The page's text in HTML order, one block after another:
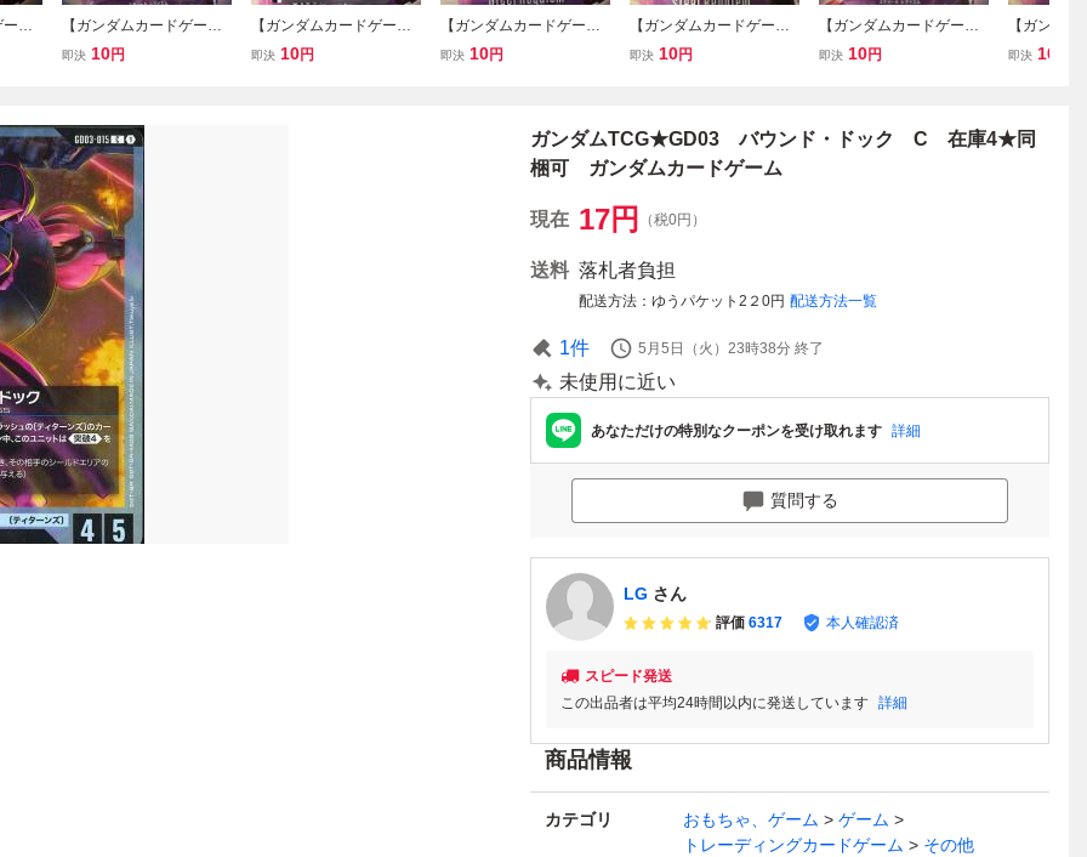
ー
【ガンダムカードゲー
ム】 C GD03-128 ドリテ
即決 10円
【ガンダムカードゲー
ム】 C GD03-121 無断出
即決 10円
【ガンダムカードゲー
ム】 C GD03-013 ハイザ
即決 10円
【ガンダムカードゲー
ム】 C GD03-016 フルア
m
即決 10円
【ガンダムカードゲー
ム】 C GD03-012 メッサ
即決 10円
【ガンダ
ム】 C
即決 10
ガンダムTCG★GD03 バウンド・ドック C 在庫4★同
梱可 ガンダムカードゲーム
現在 17円 （税0円）
送料 落札者負担
配送方法 ゆうパケット2２0円 配送方法一覧
1件 5月5日（火）23時38分 終了
未使用に近い
あなただけの特別なクーポンを受け取れます 詳細
質問する
LG さん
評価 6317 本人確認済
スピード発送
この出品者は平均24時間以内に発送しています 詳細
商品情報
カテゴリ おもちゃ、ゲーム
ゲーム
トレーディングカードゲーム
その他